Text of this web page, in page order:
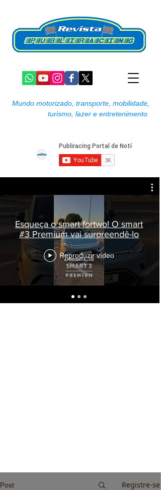
Mundo motorizado, transporte, mobilidade,
turismo, lazer e entretenimento
Esqueça o smart fortwo! O smart
#3 Premium vai surpreendê-lo
Reproduzir vídeo
Post Registre-se